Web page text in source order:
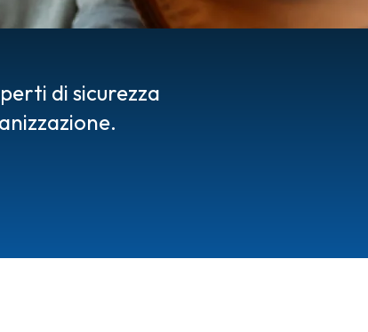
di sicurezza